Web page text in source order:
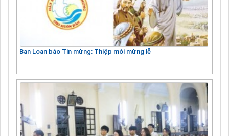
Ban Loan báo Tin mừng: Thiệp mời mừng lễ